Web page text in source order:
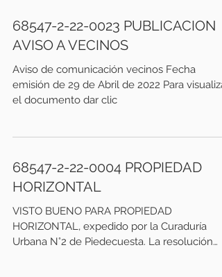
68547-2-22-0023 PUBLICACION
AVISO A VECINOS
Aviso de comunicación vecinos Fecha
emisión de 29 de Abril de 2022 Para visualizar
el documento dar clic
68547-2-22-0004 PROPIEDAD
HORIZONTAL
VISTO BUENO PARA PROPIEDAD
HORIZONTAL, expedido por la Curaduría
Urbana N°2 de Piedecuesta. La resolución